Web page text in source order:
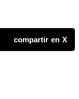
compartir en X